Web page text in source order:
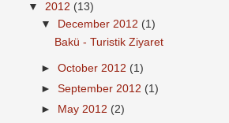
▼ 2012 (13)
▼
December 2012 (1)
Bakü - Turistik Ziyaret
►October 2012 (1)
►September 2012 (1)
►
May 2012 (2)